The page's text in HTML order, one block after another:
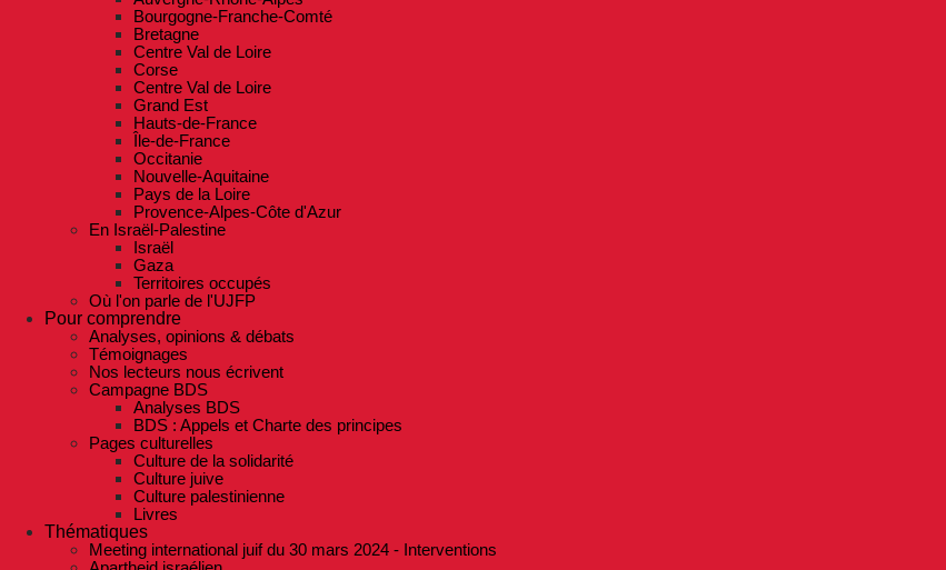
Bourgogne-Franche-Comté
Bretagne
Centre Val de Loire
Corse
Centre Val de Loire
Grand Est
Hauts-de-France
Île-de-France
Occitanie
Nouvelle-Aquitaine
Pays de la Loire
Provence-Alpes-Côte d'Azur
En Israël-Palestine
Israël
Gaza
Territoires occupés
Où l'on parle de l'UJFP
Pour comprendre
Analyses, opinions & débats
Témoignages
Nos lecteurs nous écrivent
Campagne BDS
Analyses BDS
BDS : Appels et Charte des principes
Pages culturelles
Culture de la solidarité
Culture juive
Culture palestinienne
Livres
Thématiques
Meeting international juif du 30 mars 2024 - Interventions